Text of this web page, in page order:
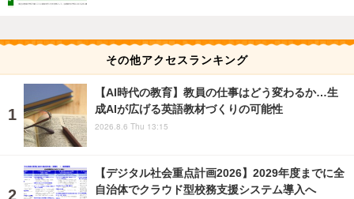
その他アクセスランキング
【AI時代の教育】教員の仕事はどう変わるか…生
成AIが広げる英語教材づくりの可能性
2026.8.6 Thu 13:15
【デジタル社会重点計画2026】2029年度までに全
自治体でクラウド型校務支援システム導入へ